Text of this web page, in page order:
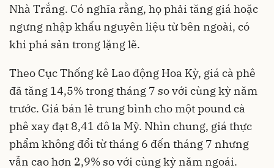
Nhà Trắng. Có nghĩa rằng, họ phải tăng giá hoặc
ngưng nhập khẩu nguyên liệu từ bên ngoài, có
khi phá sản trong lặng lẽ.
Theo Cục Thống kê Lao động Hoa Kỳ, giá cà phê
đã tăng 14,5% trong tháng 7 so với cùng kỳ năm
trước. Giá bán lẻ trung bình cho một pound cà
phê xay đạt 8,41 đô la Mỹ. Nhìn chung, giá thực
phẩm không đổi từ tháng 6 đến tháng 7 nhưng
vẫn cao hơn 2,9% so với cùng kỳ năm ngoái.